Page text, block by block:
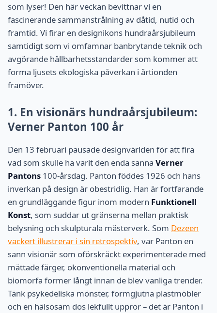
som lyser! Den här veckan bevittnar vi en
fascinerande sammanstrålning av dåtid, nutid och
framtid. Vi firar en designikons hundraårsjubileum
samtidigt som vi omfamnar banbrytande teknik och
avgörande hållbarhetsstandarder som kommer att
forma ljusets ekologiska påverkan i årtionden
framöver.
1. En visionärs hundraårsjubileum:
Verner Panton 100 år
Den 13 februari pausade designvärlden för att fira
vad som skulle ha varit den enda sanna Verner
Pantons 100-årsdag. Panton föddes 1926 och hans
inverkan på design är obestridlig. Han är fortfarande
en grundläggande figur inom modern Funktionell
Konst, som suddar ut gränserna mellan praktisk
belysning och skulpturala mästerverk. Som Dezeen
vackert illustrerar i sin retrospektiv, var Panton en
sann visionär som oförskräckt experimenterade med
mättade färger, okonventionella material och
biomorfa former långt innan de blev vanliga trender.
Tänk psykedeliska mönster, formgjutna plastmöbler
och en hälsosam dos lekfullt uppror – det är Panton i